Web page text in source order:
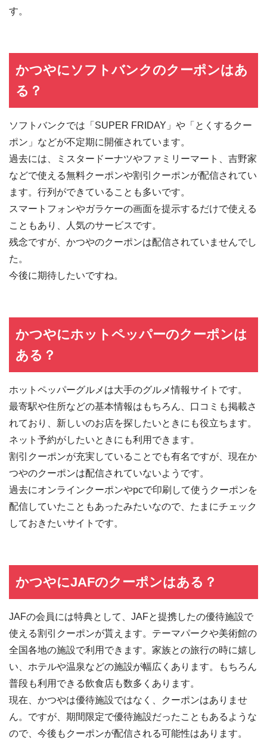
す。
かつやにソフトバンクのクーポンはあ
る？
ソフトバンクでは「SUPER FRIDAY」や「とくするクー
ポン」などが不定期に開催されています。
過去には、ミスタードーナツやファミリーマート、吉野家
などで使える無料クーポンや割引クーポンが配信されてい
ます。行列ができていることも多いです。
スマートフォンやガラケーの画面を提示するだけで使える
こともあり、人気のサービスです。
残念ですが、かつやのクーポンは配信されていませんでし
た。
今後に期待したいですね。
かつやにホットペッパーのクーポンは
ある？
ホットペッパーグルメは大手のグルメ情報サイトです。
最寄駅や住所などの基本情報はもちろん、口コミも掲載さ
れており、新しいのお店を探したいときにも役立ちます。
ネット予約がしたいときにも利用できます。
割引クーポンが充実していることでも有名ですが、現在か
つやのクーポンは配信されていないようです。
過去にオンラインクーポンやpcで印刷して使うクーポンを
配信していたこともあったみたいなので、たまにチェック
しておきたいサイトです。
かつやにJAFのクーポンはある？
JAFの会員には特典として、JAFと提携したの優待施設で
使える割引クーポンが貰えます。テーマパークや美術館の
全国各地の施設で利用できます。家族との旅行の時に嬉し
い、ホテルや温泉などの施設が幅広くあります。もちろん
普段も利用できる飲食店も数多くあります。
現在、かつやは優待施設ではなく、クーポンはありませ
ん。ですが、期間限定で優待施設だったこともあるような
ので、今後もクーポンが配信される可能性はあります。